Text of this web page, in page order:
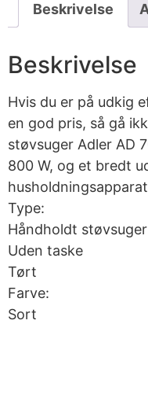
Beskrivelse
Beskrivelse
Hvis du er på udkig
en god pris, så gå
støvsuger Adler AD
800 W, og et bredt
Type:
Håndholdt støvsuger
Uden taske
Tørt
Farve:
Sort